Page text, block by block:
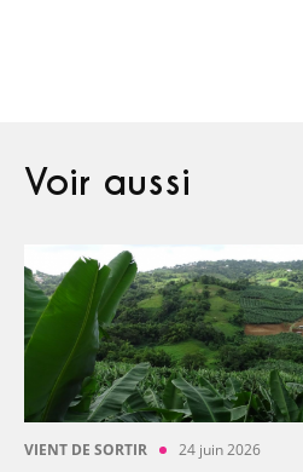
Voir aussi
VIENT DE SORTIR 24 juin 2026